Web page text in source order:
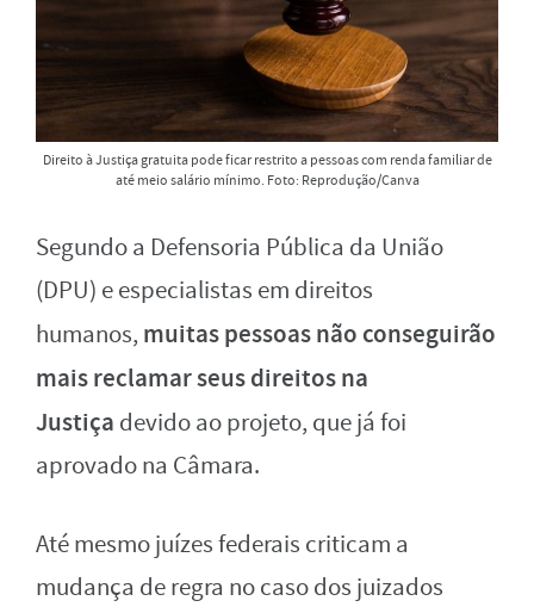
Direito à Justiça gratuita pode ficar restrito a pessoas com renda familiar de
até meio salário mínimo. Foto: Reprodução/Canva
Segundo a Defensoria Pública da União
(DPU) e especialistas em direitos
humanos, muitas pessoas não conseguirão
mais reclamar seus direitos na
Justiça devido ao projeto, que já foi
aprovado na Câmara.
Até mesmo juízes federais criticam a
mudança de regra no caso dos juizados